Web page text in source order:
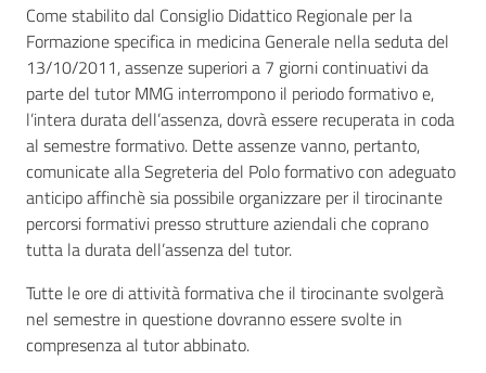
Come stabilito dal Consiglio Didattico Regionale per la
Formazione specifica in medicina Generale nella seduta del
13/10/2011, assenze superiori a 7 giorni continuativi da
parte del tutor MMG interrompono il periodo formativo e,
l’intera durata dell’assenza, dovrà essere recuperata in coda
al semestre formativo. Dette assenze vanno, pertanto,
comunicate alla Segreteria del Polo formativo con adeguato
anticipo affinchè sia possibile organizzare per il tirocinante
percorsi formativi presso strutture aziendali che coprano
tutta la durata dell’assenza del tutor.
Tutte le ore di attività formativa che il tirocinante svolgerà
nel semestre in questione dovranno essere svolte in
compresenza al tutor abbinato.